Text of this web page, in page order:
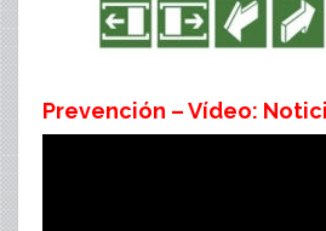
Prevención – Vídeo: